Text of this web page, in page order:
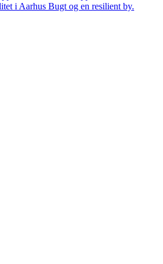
i Aarhus Bugt og en resilient by.